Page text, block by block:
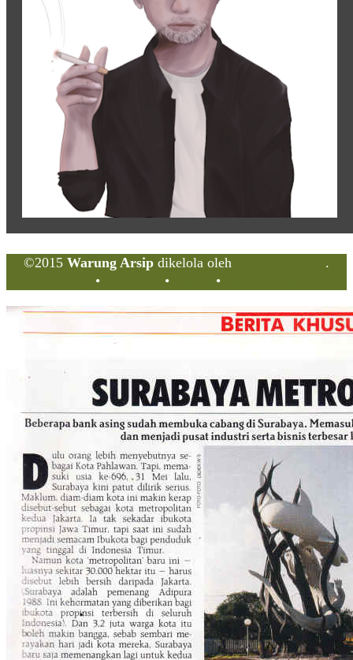
©2015 Warung Arsip dikelola oleh
.
• • •